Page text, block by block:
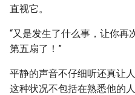
直视它。
“又是发生了什么事，让你再
第五扇了！”
平静的声音不仔细听还真让
这种状况不包括在熟悉他的人